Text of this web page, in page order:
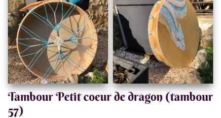
Tambour Petit coeur de dragon (tambour
57)